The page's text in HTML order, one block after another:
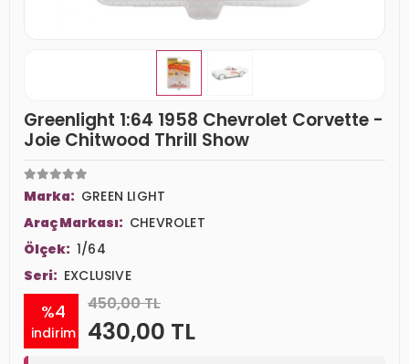
Greenlight 1:64 1958 Chevrolet Corvette -
Joie Chitwood Thrill Show
Marka: GREEN LIGHT
Araç Markası: CHEVROLET
Ölçek: 1/64
Seri: EXCLUSIVE
%4
indirim
450,00 TL
430,00 TL